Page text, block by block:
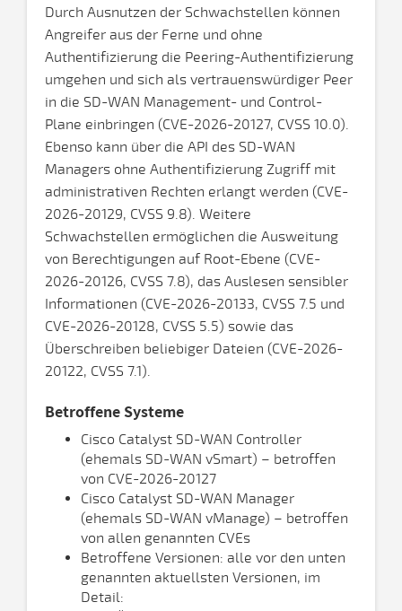
Durch Ausnutzen der Schwachstellen können
Angreifer aus der Ferne und ohne
Authentifizierung die Peering-Authentifizierung
umgehen und sich als vertrauenswürdiger Peer
in die SD-WAN Management- und Control-
Plane einbringen (CVE-2026-20127, CVSS 10.0).
Ebenso kann über die API des SD-WAN
Managers ohne Authentifizierung Zugriff mit
administrativen Rechten erlangt werden (CVE-
2026-20129, CVSS 9.8). Weitere
Schwachstellen ermöglichen die Ausweitung
von Berechtigungen auf Root-Ebene (CVE-
2026-20126, CVSS 7.8), das Auslesen sensibler
Informationen (CVE-2026-20133, CVSS 7.5 und
CVE-2026-20128, CVSS 5.5) sowie das
Überschreiben beliebiger Dateien (CVE-2026-
20122, CVSS 7.1).
Betroffene Systeme
Cisco Catalyst SD-WAN Controller
(ehemals SD-WAN vSmart) – betroffen
von CVE-2026-20127
Cisco Catalyst SD-WAN Manager
(ehemals SD-WAN vManage) – betroffen
von allen genannten CVEs
Betroffene Versionen: alle vor den unten
genannten aktuellsten Versionen, im
Detail: